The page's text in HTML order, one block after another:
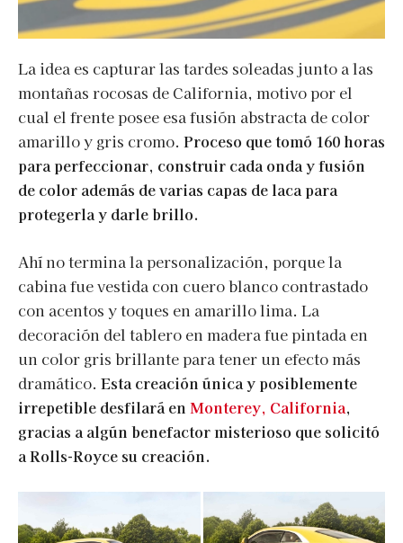
La idea es capturar las tardes soleadas junto a las
montañas rocosas de California, motivo por el
cual el frente posee esa fusión abstracta de color
amarillo y gris cromo. Proceso que tomó 160 horas
para perfeccionar, construir cada onda y fusión
de color además de varias capas de laca para
protegerla y darle brillo.
Ahí no termina la personalización, porque la
cabina fue vestida con cuero blanco contrastado
con acentos y toques en amarillo lima. La
decoración del tablero en madera fue pintada en
un color gris brillante para tener un efecto más
dramático. Esta creación única y posiblemente
irrepetible desfilará en Monterey, California,
gracias a algún benefactor misterioso que solicitó
a Rolls-Royce su creación.